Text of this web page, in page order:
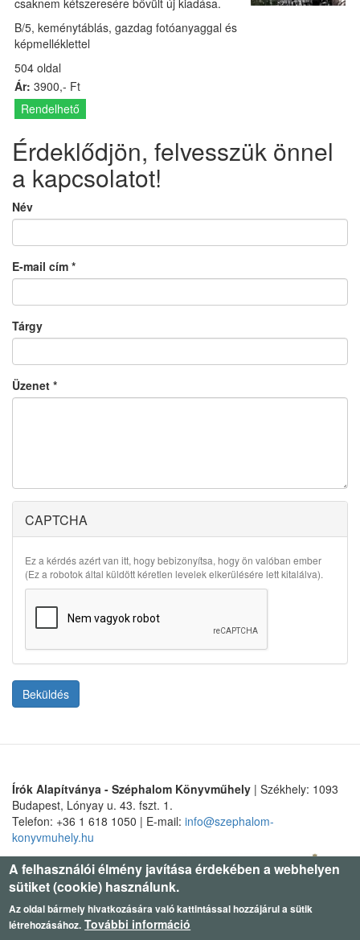
csaknem kétszeresére bővült új kiadása.
B/5, keménytáblás, gazdag fotóanyaggal és
képmelléklettel
504 oldal
Ár: 3900,- Ft
Rendelhető
Érdeklődjön, felvesszük önnel
a kapcsolatot!
Név
E-mail cím *
Tárgy
Üzenet *
CAPTCHA
Ez a kérdés azért van itt, hogy bebizonyítsa, hogy ön valóban ember
(Ez a robotok által küldött kéretlen levelek elkerülésére lett kitalálva).
Beküldés
Írók Alapítványa - Széphalom Könyvműhely | Székhely: 1093
Budapest, Lónyay u. 43. fszt. 1.
Telefon: +36 1 618 1050 | E-mail: info@szephalom-
konyvmuhely.hu
A felhasználói élmény javítása érdekében a webhelyen
sütiket (cookie) használunk.
Az oldal bármely hivatkozására való kattintással hozzájárul a sütik
létrehozásához. További információ